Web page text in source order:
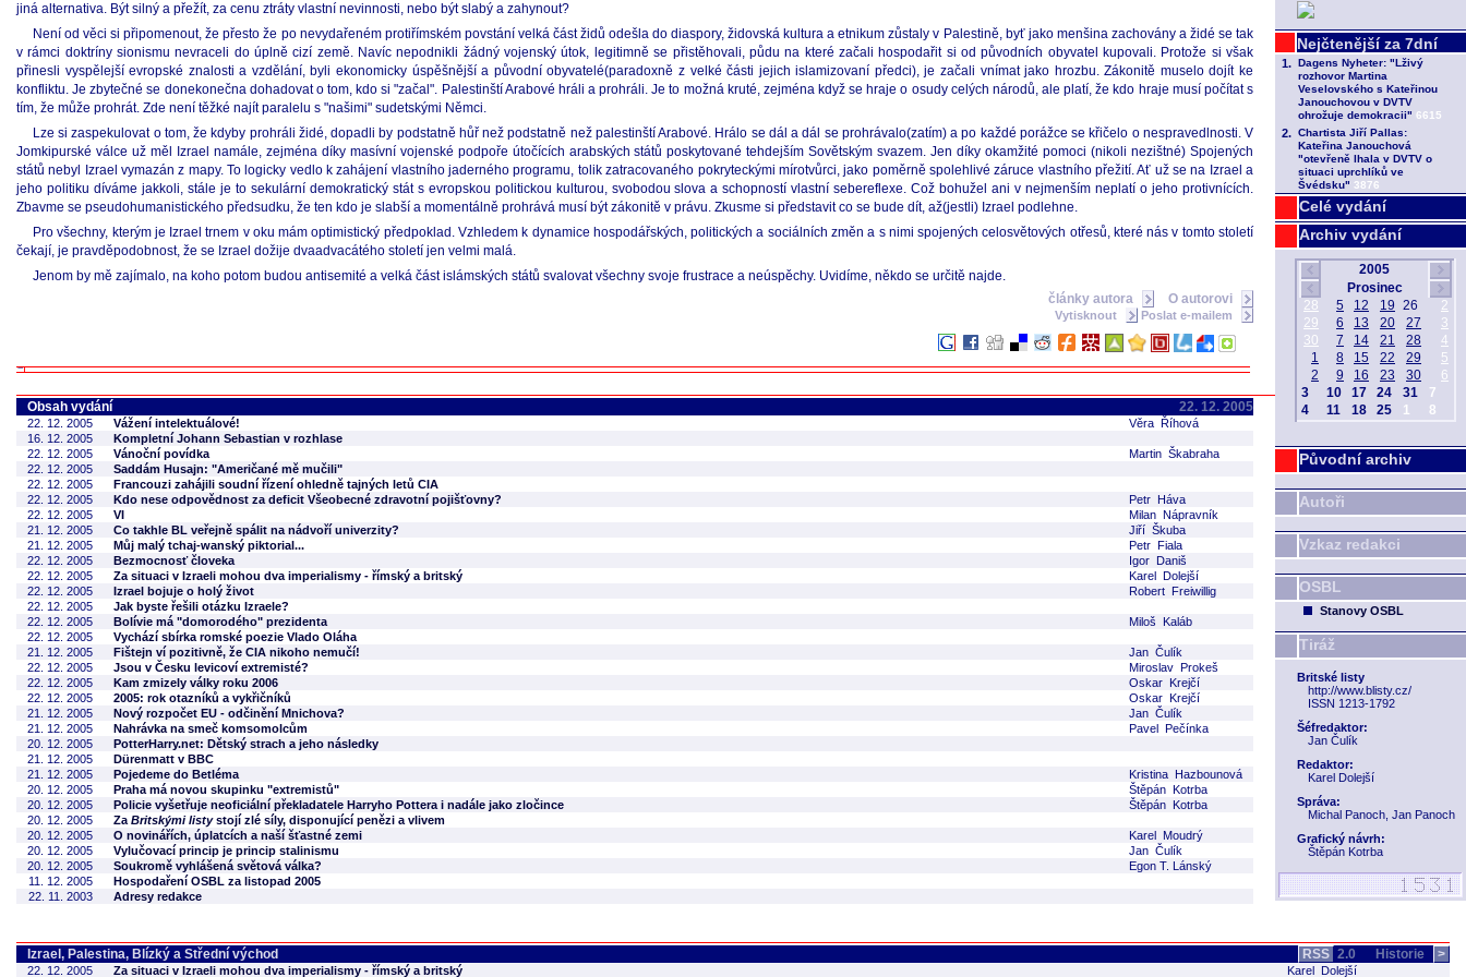
Celé vydání
Archiv vydání
Původní archiv
Autoři
Vzkaz redakci
OSBL
Stanovy OSBL
Tiráž
Britské listy
http://www.blisty.cz/
ISSN 1213-1792
Šéfredaktor:
Jan Čulík
Redaktor:
Karel Dolejší
Správa:
Michal Panoch, Jan Panoch
Grafický návrh:
Štěpán Kotrba
jiná alternativa. Být silný a přežít, za cenu ztráty vlastní nevinnosti, nebo být slabý a zahynout?
Není od věci si připomenout, že přesto že po nevydařeném protiřímském povstání velká část židů odešla do diaspory, židovská kultura a etnikum zůstaly v Palestině, byť jako menšina zachovány a židé se tak
v rámci doktríny sionismu nevraceli do úplně cizí země. Navíc nepodnikli žádný vojenský útok, legitimně se přistěhovali, půdu na které začali hospodařit si od původních obyvatel kupovali. Protože si však
přinesli vyspělejší evropské znalosti a vzdělání, byli ekonomicky úspěšnější a původní obyvatelé(paradoxně z velké části jejich islamizovaní předci), je začali vnímat jako hrozbu. Zákonitě muselo dojít ke
konfliktu. Je zbytečné se donekonečna dohadovat o tom, kdo si "začal". Palestinští Arabové hráli a prohráli. Je to možná kruté, zejména když se hraje o osudy celých národů, ale platí, že kdo hraje musí počítat s
tím, že může prohrát. Zde není těžké najít paralelu s "našimi" sudetskými Němci.
Lze si zaspekulovat o tom, že kdyby prohráli židé, dopadli by podstatně hůř než podstatně než palestinští Arabové. Hrálo se dál a dál se prohrávalo(zatím) a po každé porážce se křičelo o nespravedlnosti. V
Jomkipurské válce už měl Izrael namále, zejména díky masívní vojenské podpoře útočících arabských států poskytované tehdejším Sovětským svazem. Jen díky okamžité pomoci (nikoli nezištné) Spojených
států nebyl Izrael vymazán z mapy. To logicky vedlo k zahájení vlastního jaderného programu, tolik zatracovaného pokryteckými mírotvůrci, jako poměrně spolehlivé záruce vlastního přežití. Ať už se na Izrael a
jeho politiku díváme jakkoli, stále je to sekulární demokratický stát s evropskou politickou kulturou, svobodou slova a schopností vlastní sebereflexe. Což bohužel ani v nejmenším neplatí o jeho protivnících.
Zbavme se pseudohumanistického předsudku, že ten kdo je slabší a momentálně prohrává musí být zákonitě v právu. Zkusme si představit co se bude dít, až(jestli) Izrael podlehne.
Pro všechny, kterým je Izrael trnem v oku mám optimistický předpoklad. Vzhledem k dynamice hospodářských, politických a sociálních změn a s nimi spojených celosvětových otřesů, které nás v tomto století
čekají, je pravděpodobnost, že se Izrael dožije dvaadvacátého století jen velmi malá.
Jenom by mě zajímalo, na koho potom budou antisemité a velká část islámských států svalovat všechny svoje frustrace a neúspěchy. Uvidíme, někdo se určitě najde.
články autora
O autorovi
Vytisknout Poslat e-mailem
Obsah vydání 22. 12. 2005
22. 12. 2005 Vážení intelektuálové!
Věra Říhová
16. 12. 2005
Kompletní Johann Sebastian v rozhlase
22. 12. 2005
Vánoční povídka
Martin Škabraha
22. 12. 2005
Saddám Husajn: "Američané mě mučili"
22. 12. 2005
Francouzi zahájili soudní řízení ohledně tajných letů CIA
22. 12. 2005
Kdo nese odpovědnost za deficit Všeobecné zdravotní pojišťovny?
Petr Háva
22. 12. 2005
VI
Milan Nápravník
21. 12. 2005
Co takhle BL veřejně spálit na nádvoří univerzity?
Jiří Škuba
21. 12. 2005
Můj malý tchaj-wanský piktorial...
Petr Fiala
22. 12. 2005
Bezmocnosť človeka
Igor Daniš
22. 12. 2005
Za situaci v Izraeli mohou dva imperialismy - římský a britský
Karel Dolejší
22. 12. 2005
Izrael bojuje o holý život
Robert Freiwillig
22. 12. 2005
Jak byste řešili otázku Izraele?
22. 12. 2005
Bolívie má "domorodého" prezidenta
Miloš Kaláb
22. 12. 2005
Vychází sbírka romské poezie Vlado Oláha
21. 12. 2005
Fištejn ví pozitivně, že CIA nikoho nemučí!
Jan Čulík
22. 12. 2005
Jsou v Česku levicoví extremisté?
Miroslav Prokeš
22. 12. 2005
Kam zmizely války roku 2006
Oskar Krejčí
22. 12. 2005
2005: rok otazníků a vykřičníků
Oskar Krejčí
21. 12. 2005
Nový rozpočet EU - odčinění Mnichova?
Jan Čulík
21. 12. 2005
Nahrávka na smeč komsomolcům
Pavel Pečínka
20. 12. 2005
PotterHarry.net: Dětský strach a jeho následky
21. 12. 2005
Dürenmatt v BBC
21. 12. 2005
Pojedeme do Betléma
Kristina Hazbounová
20. 12. 2005
Praha má novou skupinku "extremistů"
Štěpán Kotrba
20. 12. 2005
Policie vyšetřuje neoficiální překladatele Harryho Pottera i nadále jako zločince
Štěpán Kotrba
20. 12. 2005
Za Britskými listystojí zlé síly, disponující penězi a vlivem
20. 12. 2005
O novinářích, úplatcích a naší šťastné zemi
Karel Moudrý
20. 12. 2005
Vylučovací princip je princip stalinismu
Jan Čulík
20. 12. 2005
Soukromě vyhlášená světová válka?
Egon T. Lánský
11. 12. 2005
Hospodaření OSBL za listopad 2005
22. 11. 2003
Adresy redakce
Izrael, Palestina, Blízký a Střední východ RSS 2.0 Historie >
22. 12. 2005 Za situaci v Izraeli mohou dva imperialismy - římský a britský Karel Dolejší